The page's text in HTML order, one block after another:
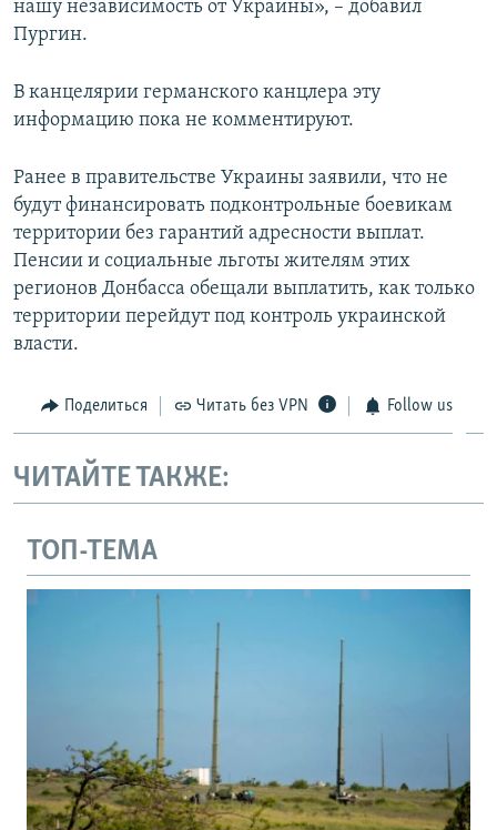
нашу независимость от Украины», – добавил
Пургин.
В канцелярии германского канцлера эту
информацию пока не комментируют.
Ранее в правительстве Украины заявили, что не
будут финансировать подконтрольные боевикам
территории без гарантий адресности выплат.
Пенсии и социальные льготы жителям этих
регионов Донбасса обещали выплатить, как только
территории перейдут под контроль украинской
власти.
Поделиться Читать без VPN Follow us
ЧИТАЙТЕ ТАКЖЕ:
ТОП-ТЕМА